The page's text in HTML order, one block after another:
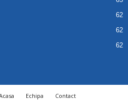
62
62
62
Echipa Contact